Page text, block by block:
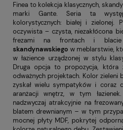
Finea to kolekcja klasycznych,
marki Gante. Seria ta
kolorystycznych: białej i zielonej.
oczywista – czysta, niezakłócona
frezami na frontach i
skandynawskiego w meblarstwie,
w łazience urządzonej w stylu
Druga opcja to propozycja, która
odważnych projektach. Kolor
zyskał wielu sympatyków i coraz
aranżacji wnętrz, w tym
nadzwyczaj atrakcyjnie na
blatem drewnianym – w tym
mocnej płyty MDF, pokrytej